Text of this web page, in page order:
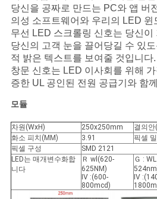
인
용
문
을
요
구
당신을 공짜로 만드는 PC와 앱 버
의성 소프트웨어와 우리의 LED 윈
무선 LED 스크롤링 신호는 당신이
당신의 고객 눈을 끌어당길 수 있
적 밝은 텍스트를 보여줄 것입니다
창문 신호는 LED 이사회를 위해
증한 UL 공인된 전원 공급기와 함
모듈
차원(WxH) 250x250mm 결의안
화소 피치(MM)
3.91 픽셀
픽셀 구성
SMD 2121
LED는 매개변수화합
니다
Ｒ wl(620-
625NM)
IV :(600-
800mcd)
Ｇ :
IV